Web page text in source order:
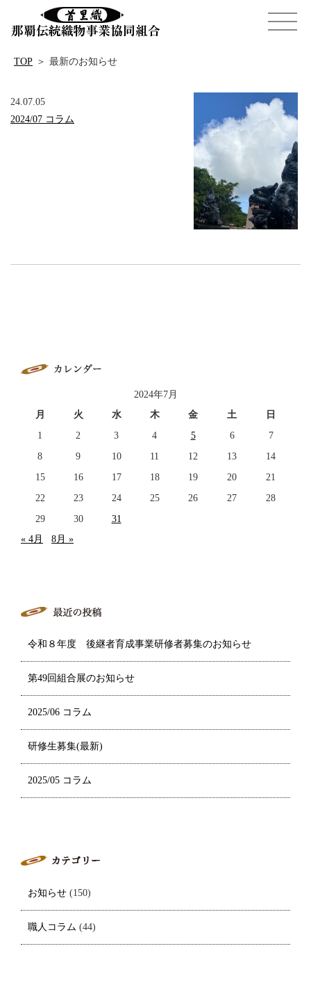
TOP ＞ 最新のお知らせ
24.07.05
2024/07 コラム
2024年7月
月
火 水 木 金 土
日
1
2 3 4 5 6
7
8
9 10 11 12 13
14
15
16 17 18 19 20
21
22
23 24 25 26 27
28
29
30
31
« 4月
8月 »
令和８年度 後継者育成事業研修者募集のお知らせ
第49回組合展のお知らせ
2025/06 コラム
研修生募集(最新)
2025/05 コラム
お知らせ (150)
職人コラム (44)